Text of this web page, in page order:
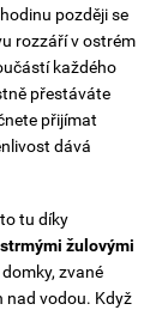
později se
rozzáří v ostrém
každého
přestáváte
přijímat
dává
tu díky
strmými žulovými
zvané
nad vodou. Když